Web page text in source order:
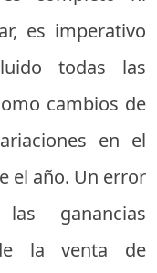
es imperativo
todas las
cambios de
en el
el año. Un error
ganancias
la venta de